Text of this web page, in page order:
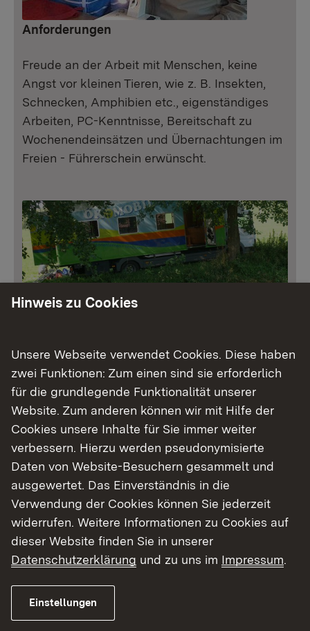
Anforderungen
Freude an der Arbeit mit Menschen, keine
Angst vor kleinen Tieren, wie z. B. Insekten,
Schnecken, Amphibien etc., eigenständiges
Arbeiten, PC-Kenntnisse, Bereitschaft zu
Wochenendeinsätzen und Übernachtungen im
Freien - Führerschein erwünscht.
Ein Platz im Bereich Naturschutzbildung
Das rollende Naturschutzlabor ist von März bis
November im Regierungsbezirk Tübingen
unterwegs und startet die Touren in Tübingen.
Ein Wohnort in der Nähe oder eine
verkehrsgünstige Anbindung an Tübingen sind
vorteilhaft.
Ökomobils Tübingen
Hinweis zu Cookies
Unsere Webseite verwendet Cookies. Diese haben
zwei Funktionen: Zum einen sind sie erforderlich
für die grundlegende Funktionalität unserer
Website. Zum anderen können wir mit Hilfe der
Cookies unsere Inhalte für Sie immer weiter
verbessern. Hierzu werden pseudonymisierte
Daten von Website-Besuchern gesammelt und
ausgewertet. Das Einverständnis in die
Verwendung der Cookies können Sie jederzeit
widerrufen. Weitere Informationen zu Cookies auf
dieser Website finden Sie in unserer
Datenschutzerklärung und zu uns im Impressum.
Einstellungen